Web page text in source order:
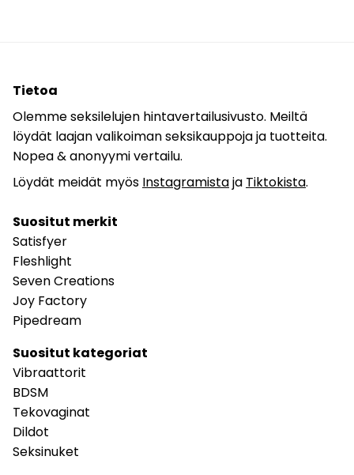
Tietoa
Olemme seksilelujen hintavertailusivusto. Meiltä
löydät laajan valikoiman seksikauppoja ja tuotteita.
Nopea & anonyymi vertailu.
Löydät meidät myös Instagramistaja Tiktokista.
Suositut merkit
Satisfyer
Fleshlight
Seven Creations
Joy Factory
Pipedream
Suositut kategoriat
Vibraattorit
BDSM
Tekovaginat
Dildot
Seksinuket